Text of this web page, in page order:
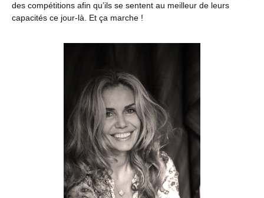
des compétitions afin qu’ils se sentent au meilleur de leurs
capacités ce jour-là. Et ça marche !